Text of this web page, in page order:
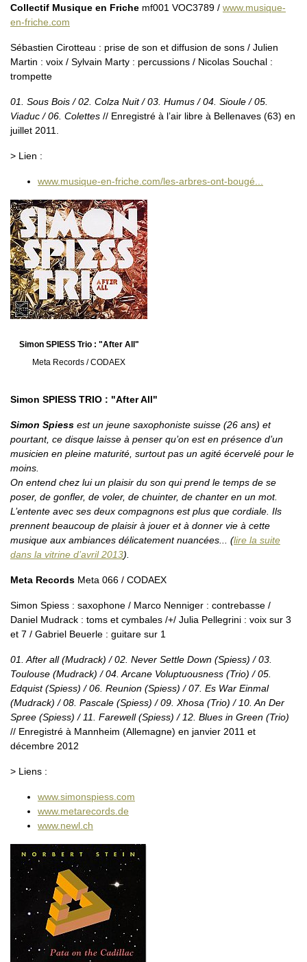
Collectif Musique en Friche mf001 VOC3789 / www.musique-
en-friche.com
Sébastien Cirotteau : prise de son et diffusion de sons / Julien
Martin : voix / Sylvain Marty : percussions / Nicolas Souchal :
trompette
01. Sous Bois / 02. Colza Nuit / 03. Humus / 04. Sioule / 05.
Viaduc / 06. Colettes // Enregistré à l’air libre à Bellenaves (63) en
juillet 2011.
> Lien :
www.musique-en-friche.com/les-arbres-ont-bougé...
Simon SPIESS Trio : "After All"
Meta Records / CODAEX
Simon SPIESS TRIO : "After All"
Simon Spiess est un jeune saxophoniste suisse (26 ans) et
pourtant, ce disque laisse à penser qu’on est en présence d’un
musicien en pleine maturité, surtout pas un agité écervelé pour le
moins.
On entend chez lui un plaisir du son qui prend le temps de se
poser, de gonfler, de voler, de chuinter, de chanter en un mot.
L’entente avec ses deux compagnons est plus que cordiale. Ils
prennent beaucoup de plaisir à jouer et à donner vie à cette
musique aux ambiances délicatement nuancées... (lire la suite
dans la vitrine d’avril 2013).
Meta Records Meta 066 / CODAEX
Simon Spiess : saxophone / Marco Nenniger : contrebasse /
Daniel Mudrack : toms et cymbales /+/ Julia Pellegrini : voix sur 3
et 7 / Gabriel Beuerle : guitare sur 1
01. After all (Mudrack) / 02. Never Settle Down (Spiess) / 03.
Toulouse (Mudrack) / 04. Arcane Voluptuousness (Trio) / 05.
Edquist (Spiess) / 06. Reunion (Spiess) / 07. Es War Einmal
(Mudrack) / 08. Pascale (Spiess) / 09. Xhosa (Trio) / 10. An Der
Spree (Spiess) / 11. Farewell (Spiess) / 12. Blues in Green (Trio)
// Enregistré à Mannheim (Allemagne) en janvier 2011 et
décembre 2012
> Liens :
www.simonspiess.com
www.metarecords.de
www.newl.ch